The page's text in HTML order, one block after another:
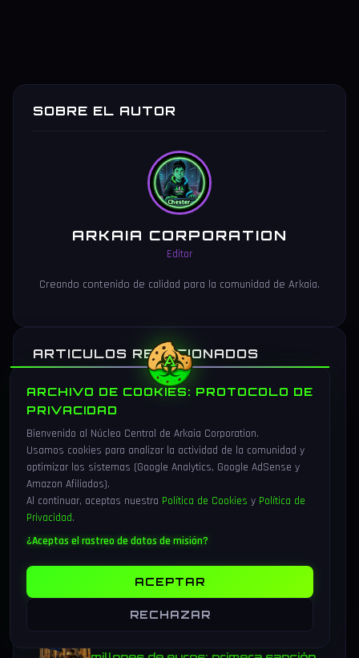
SOBRE EL AUTOR
ARKAIA CORPORATION
Editor
Creando contenido de calidad para la comunidad de Arkaia.
ARTICULOS RELACIONADOS
Anthropic entra en la carrera del
interno, Samsung como foundry y
estrategia multi-chip (agosto
2026)
16 min lectura
supera 100.000 millones anuales,
millones de plusvalías
16 min lectura
ARCHIVO DE COOKIES: PROTOCOLO DE
PRIVACIDAD
Bienvenido al Núcleo Central de Arkaia Corporation.
Usamos cookies para analizar la actividad de la comunidad y
optimizar los sistemas (Google Analytics, Google AdSense y
Amazon Afiliados).
Al continuar, aceptas nuestra Política de Cookies y Política de
Privacidad.
¿Aceptas el rastreo de datos de misión?
ACEPTAR
RECHAZAR